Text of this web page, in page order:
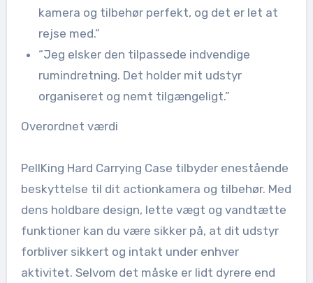
kamera og tilbehør perfekt, og det er let at
rejse med.”
“Jeg elsker den tilpassede indvendige
rumindretning. Det holder mit udstyr
organiseret og nemt tilgængeligt.”
Overordnet værdi
PellKing Hard Carrying Case tilbyder enestående
beskyttelse til dit actionkamera og tilbehør. Med
dens holdbare design, lette vægt og vandtætte
funktioner kan du være sikker på, at dit udstyr
forbliver sikkert og intakt under enhver
aktivitet. Selvom det måske er lidt dyrere end